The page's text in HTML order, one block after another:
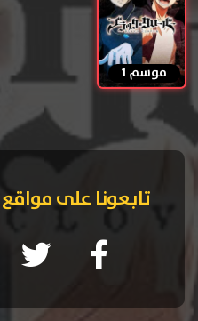
موسم 1
تابعونا على